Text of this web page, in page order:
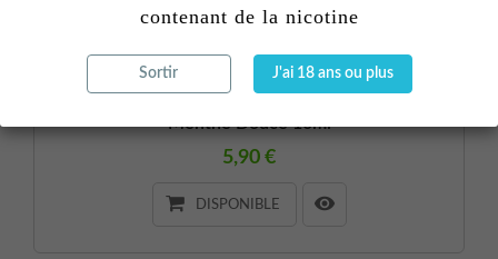
Menthe Douce 10ml
5,90 €
DISPONIBLE
contenant de la nicotine
Sortir J'ai 18 ans ou plus